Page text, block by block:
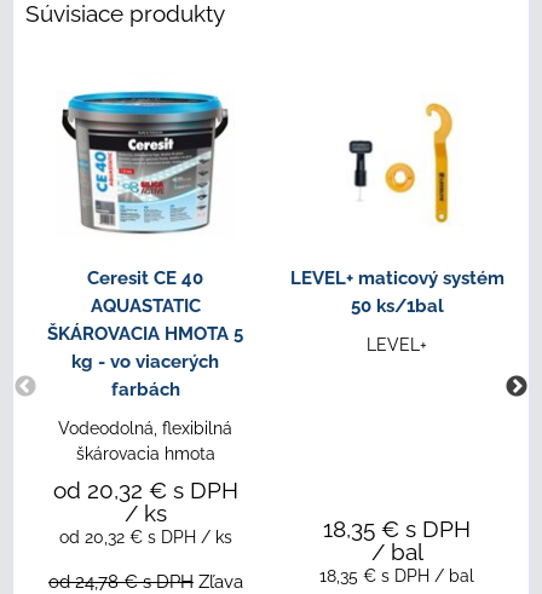
Súvisiace produkty
Ceresit CE 40
AQUASTATIC
ŠKÁROVACIA HMOTA 5
kg - vo viacerých
farbách
Vodeodolná, flexibilná
škárovacia hmota
od 20,32 € s DPH
/ ks
od 20,32 € s DPH / ks
od 24,78 €s DPH Zľava
LEVEL+ maticový systém
50 ks/1bal
LEVEL+
18,35 € s DPH
/ bal
18,35 € s DPH / bal